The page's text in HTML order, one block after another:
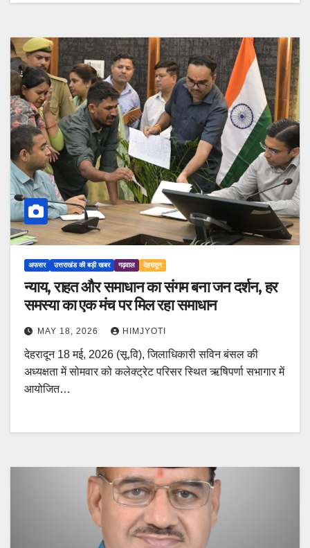
अफसर उत्तराखंड की बड़ी खबर गढ़वाल देहरादून
न्याय, राहत और समाधान का संगम बना जन दर्शन, हर
समस्या का एक मंच पर मिल रहा समाधान
MAY 18, 2026 HIMJYOTI
देहरादून 18 मई, 2026 (सू.वि), जिलाधिकारी सविन बंसल की
अध्यक्षता में सोमवार को कलेक्ट्रेट परिसर स्थित ऋषिपर्णा सभागार में
आयोजित…